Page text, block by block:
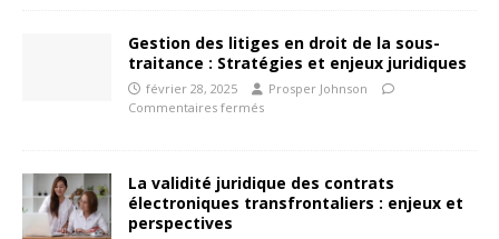
Gestion des litiges en droit de la sous-
traitance : Stratégies et enjeux juridiques
février 28, 2025
Prosper Johnson
Commentaires fermés
La validité juridique des contrats
électroniques transfrontaliers : enjeux et
perspectives